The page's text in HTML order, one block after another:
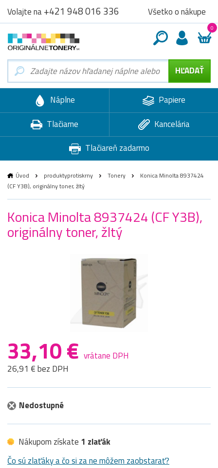
Volajte na+421 948 016 336 Všetko o nákupe
0
Náplne
Papiere
Tlačiarne
Kancelária
Tlačiareň zadarmo
Úvod produktyprotiskrny Tonery
Konica Minolta 8937424
(CF Y3B), originálny toner, žltý
Konica Minolta 8937424 (CF Y3B),
originálny toner, žltý
33,10 € vrátane DPH
26,91 € bez DPH
Nedostupné
Nákupom získate 1 zlaťák
Čo sú zlaťáky a čo si za ne môžem zaobstarať?